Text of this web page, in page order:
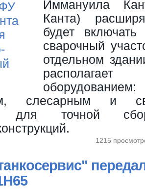
Иммануила
Канта)
будет
сварочный
отдельном
слесарным и
для точной
1215